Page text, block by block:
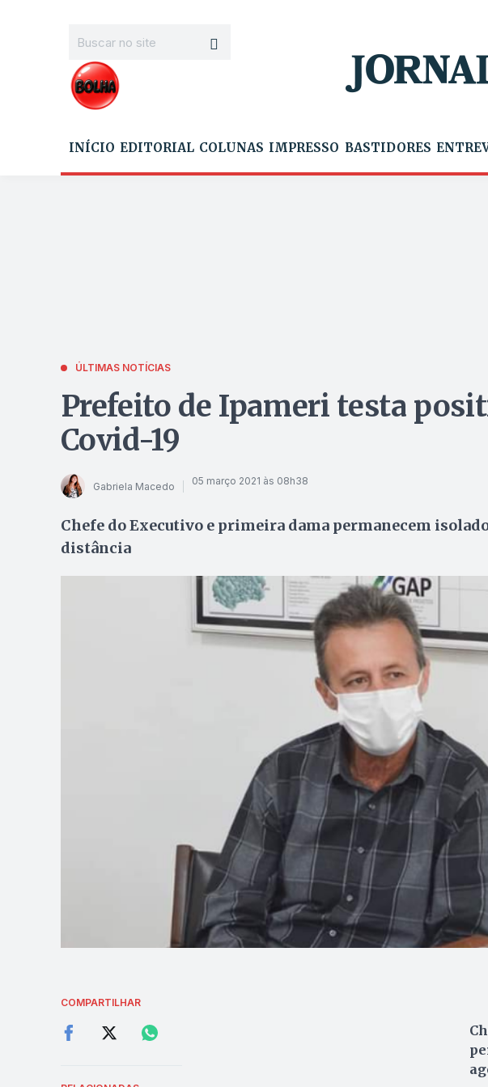
INÍCIO EDITORIAL COLUNAS IMPRESSO BASTIDORES
ÚLTIMAS NOTÍCIAS
Prefeito de Ipameri testa
Covid-19
Gabriela Macedo 05 março 2021 às 08h38
Chefe do Executivo e primeira dama permanecem
distância
COMPARTILHAR